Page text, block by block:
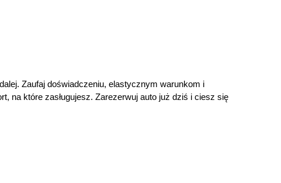
Zaufaj doświadczeniu, elastycznym warunkom i
na które zasługujesz. Zarezerwuj auto już dziś i ciesz się